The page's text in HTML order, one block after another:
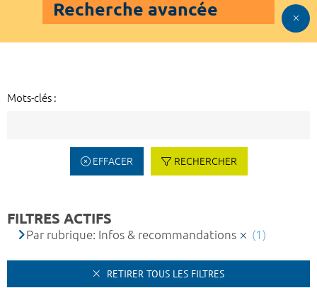
Recherche avancée
Mots-clés :
EFFACER RECHERCHER
FILTRES ACTIFS
Par rubrique: Infos & recommandations (1)
RETIRER TOUS LES FILTRES